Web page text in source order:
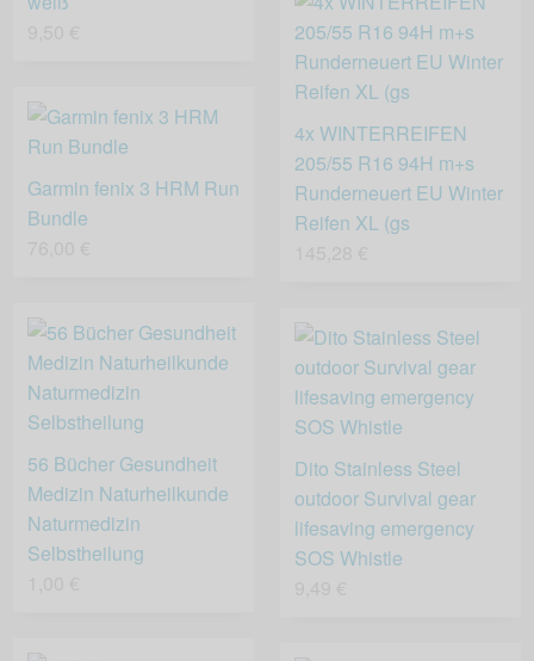
4x WINTERREIFEN
205/55 R16 94H m+s
Runderneuert EU Winter
Reifen XL (gs
Garmin fenix 3 HRM Run
Bundle
56 Bücher Gesundheit
Medizin Naturheilkunde
Naturmedizin
Selbstheilung
Dito Stainless Steel
outdoor Survival gear
lifesaving emergency
SOS Whistle